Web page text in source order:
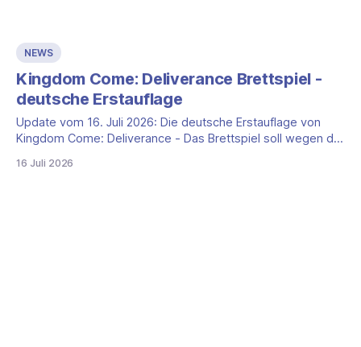
NEWS
Kingdom Come: Deliverance Brettspiel -
deutsche Erstauflage
Update vom 16. Juli 2026: Die deutsche Erstauflage von
Kingdom Come: Deliverance - Das Brettspiel soll wegen der
HeidelBÄR Games erhältlich sein. Erst die zweite Auflage ist
16 Juli 2026